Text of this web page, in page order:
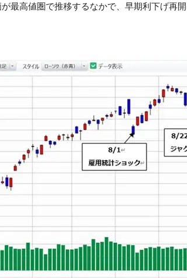
最高値圏で推移するなかで、早期利下げ再